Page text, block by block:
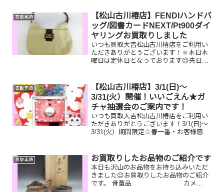
トン タグホイヤ
ー フェンディジッピー...
買取実績
【松山古川椿店】FENDIハンドバ
ッグ/図書カードNEXT/Pt900ダイ
ヤリングお買取りしました
いつも買取大吉松山古川椿店をご利用い
ただきありがとうございます！🔆本日木
曜日は定休日となっております😌先日お
イヤリングお家で眠っているお品物はご
ざいませ...
買取実績
【松山古川椿店】3/1(日)～
3/31(火）開催！いいごえん★ガ
チャ抽選会のご案内です！
いつも買取大吉松山古川椿店をご利用い
ただきありがとうございます！3/1(日)～
3/31(火）期間限定☆春一番・お客様感謝
11,500円以上ご成約のお客様限定でご参
加いただけ...
買取実績 お買取りしたお品物のご紹介です
本日も沢山のお品物をお持ち込みいただ
きました😉お買取りしたお品物のご紹介
です。 骨董品 カメ